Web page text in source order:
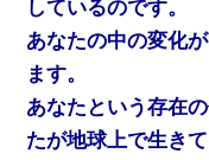
しているのです。
あなたの中の変化
ます。
あなたという存在
たが地球上で生き